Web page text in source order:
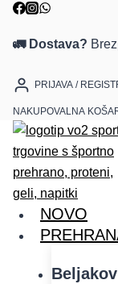
Skip
content
🚛 Dostava?
PRIJAVA /
NAKUPOVALNA
NOVO